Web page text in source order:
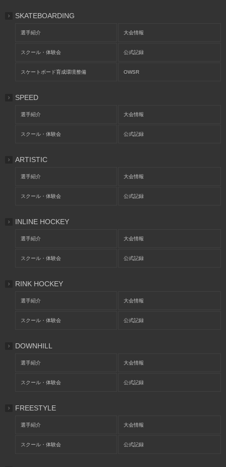
SKATEBOARDING
選手紹介 大会情報
スクール・体験会 公式記録
スケートボード育成環境整備 OWSR
SPEED
選手紹介 大会情報
スクール・体験会 公式記録
ARTISTIC
選手紹介 大会情報
スクール・体験会 公式記録
INLINE HOCKEY
選手紹介 大会情報
スクール・体験会 公式記録
RINK HOCKEY
選手紹介 大会情報
スクール・体験会 公式記録
DOWNHILL
選手紹介 大会情報
スクール・体験会 公式記録
FREESTYLE
選手紹介 大会情報
スクール・体験会 公式記録